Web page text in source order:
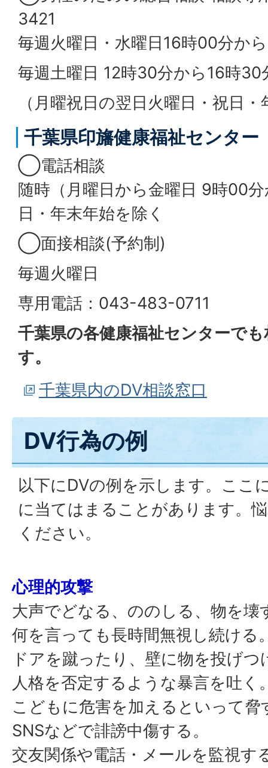
3421
毎週火曜日・水曜日16時00分か
毎週土曜日 12時30分から16時30
（月曜祝日の翌日火曜日・祝日
千葉県印旛健康福祉センター
◯電話相談
随時（月曜日から金曜日 9時00
日・年末年始を除く
◯面接相談(予約制)
毎週火曜日
専用電話：043-483-0711
千葉県の各健康福祉センターで
す。
千葉県内のDV相談窓口
DV行為の例
以下にDVの例を示します。ここ
に当てはまることがあります。
ください。
心理的攻撃
大声でどなる、ののしる、物を壊
何を言っても長時間無視し続ける
ドアを蹴ったり、壁に物を投げ
人格を否定するような暴言を吐く
こどもに危害を加えるといって脅
SNSなどで誹謗中傷する。
交友関係や電話・メールを監視す